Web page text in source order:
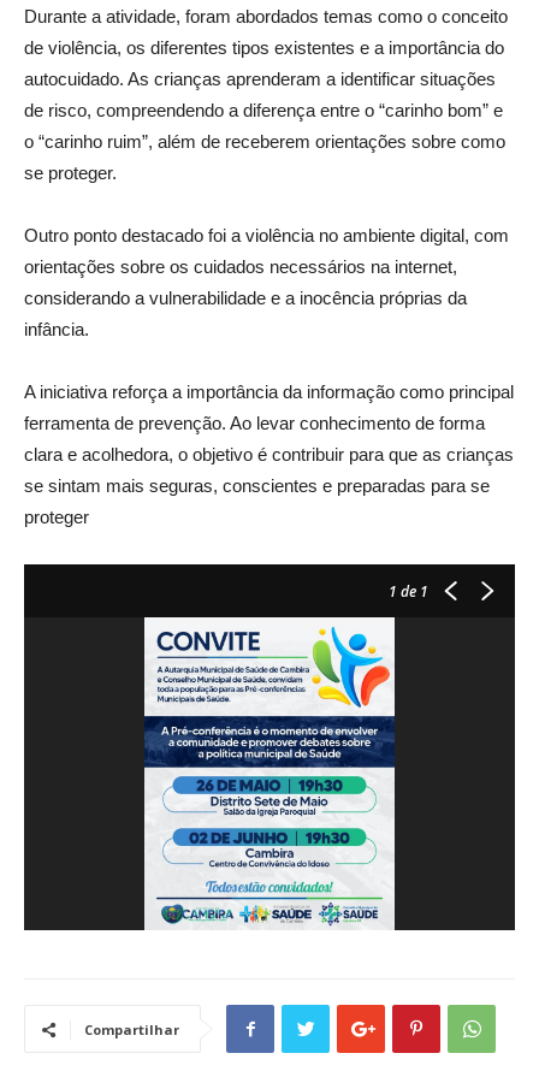
Durante a atividade, foram abordados temas como o conceito
de violência, os diferentes tipos existentes e a importância do
autocuidado. As crianças aprenderam a identificar situações
de risco, compreendendo a diferença entre o “carinho bom” e
o “carinho ruim”, além de receberem orientações sobre como
se proteger.
Outro ponto destacado foi a violência no ambiente digital, com
orientações sobre os cuidados necessários na internet,
considerando a vulnerabilidade e a inocência próprias da
infância.
A iniciativa reforça a importância da informação como principal
ferramenta de prevenção. Ao levar conhecimento de forma
clara e acolhedora, o objetivo é contribuir para que as crianças
se sintam mais seguras, conscientes e preparadas para se
proteger
1 de 1
Compartilhar